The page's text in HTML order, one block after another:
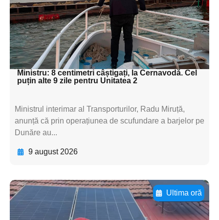
subtitluAdaugă aici
textul pentru
subtitluAdaugă aici
textul pentru subti
Ministru: 8 centimetri câștigați, la Cernavodă. Cel
puțin alte 9 zile pentru Unitatea 2
Ministrul interimar al Transporturilor, Radu Miruță,
anunță că prin operațiunea de scufundare a barjelor pe
Dunăre au...
9 august 2026
Ultima oră
Adaugă aici textul pentru